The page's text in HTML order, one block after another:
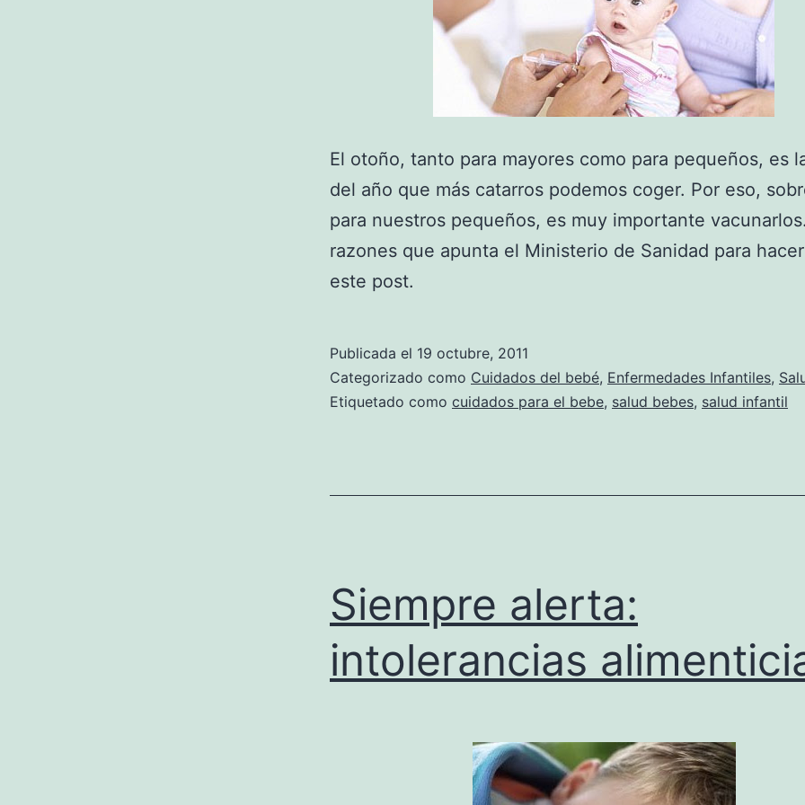
El otoño, tanto para mayores como para pequeños, es
del año que más catarros podemos coger. Por eso,
para nuestros pequeños, es muy importante
razones que apunta el Ministerio de Sanidad para
este post.
Publicada el 19 octubre, 2011
Categorizado como Cuidados del bebé, Enfermedades Infantiles,
Etiquetado como cuidados para el bebe, salud bebes, salud infantil
Siempre alerta:
intolerancias